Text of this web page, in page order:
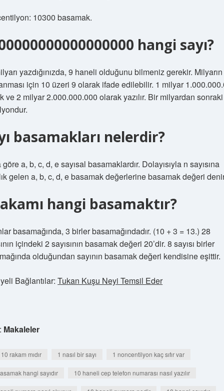
10300 basamak.
hangi sayı?
yazdığınızda, 9 haneli olduğunu bilmeniz gerekir. Milyarın
için 10 üzeri 9 olarak ifade edilebilir. 1 milyar
ve 2 milyar 2.000.000.000 olarak yazılır. Bir milyardan sonraki
basamakları nelerdir?
a, b, c, d, e sayısal basamaklardır. Dolayısıyla n sayısına
gelen a, b, c, d, e basamak değerlerine basamak değeri
hangi basamaktır?
basamağında, 3 birler basamağındadır. (10 + 3 = 13.) 28
içindeki 2 sayısının basamak değeri 20’dir. 8 sayısı birler
olduğundan sayının basamak değeri kendisine eşittir.
Bağlantılar:Tukan Kuşu Neyi Temsil Eder
Makaleler
rakam mıdır 1 nasıl bir sayı 1 noncentilyon kaç sıfır var
hangi sayıdır 10 haneli cep telefon numarası nasıl yazılır